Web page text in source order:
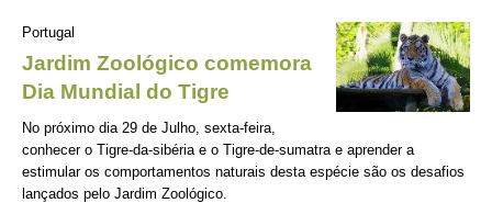
Portugal
Jardim Zoológico comemora
Dia Mundial do Tigre
No próximo dia 29 de Julho, sexta-feira,
conhecer o Tigre-da-sibéria e o Tigre-de-sumatra e aprender a
estimular os comportamentos naturais desta espécie são os desafios
lançados pelo Jardim Zoológico.